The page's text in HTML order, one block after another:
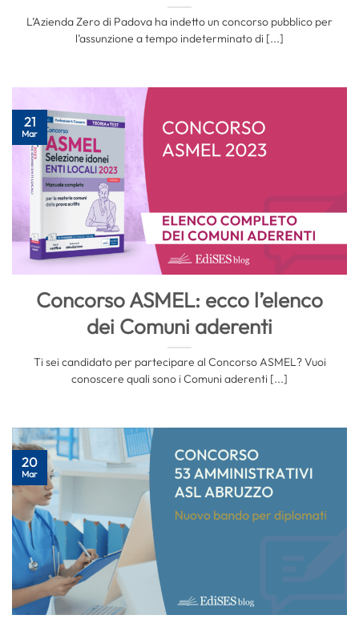
L’Azienda Zero di Padova ha indetto un concorso pubblico per
l’assunzione a tempo indeterminato di [...]
Concorso ASMEL: ecco l’elenco
dei Comuni aderenti
Ti sei candidato per partecipare al Concorso ASMEL? Vuoi
conoscere quali sono i Comuni aderenti [...]
21
Mar
20
Mar